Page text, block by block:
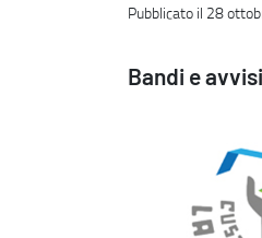
Pubblicato il 28
Bandi e